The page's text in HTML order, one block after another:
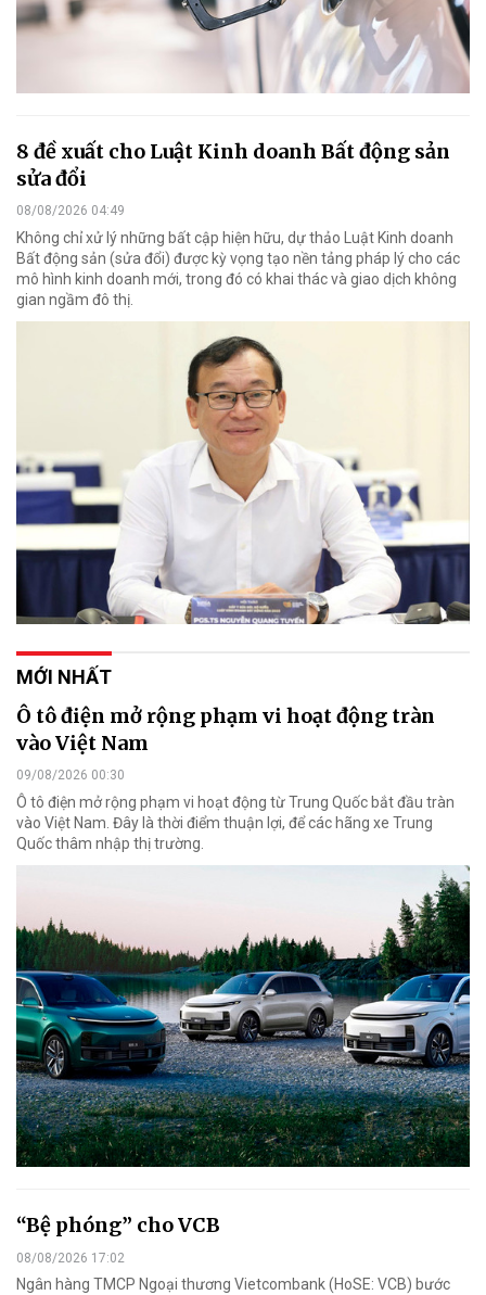
8 đề xuất cho Luật Kinh doanh Bất động sản
sửa đổi
08/08/2026 04:49
Không chỉ xử lý những bất cập hiện hữu, dự thảo Luật Kinh doanh
Bất động sản (sửa đổi) được kỳ vọng tạo nền tảng pháp lý cho các
mô hình kinh doanh mới, trong đó có khai thác và giao dịch không
gian ngầm đô thị.
MỚI NHẤT
Ô tô điện mở rộng phạm vi hoạt động tràn
vào Việt Nam
09/08/2026 00:30
Ô tô điện mở rộng phạm vi hoạt động từ Trung Quốc bắt đầu tràn
vào Việt Nam. Đây là thời điểm thuận lợi, để các hãng xe Trung
Quốc thâm nhập thị trường.
“Bệ phóng” cho VCB
08/08/2026 17:02
Ngân hàng TMCP Ngoại thương Vietcombank (HoSE: VCB) bước